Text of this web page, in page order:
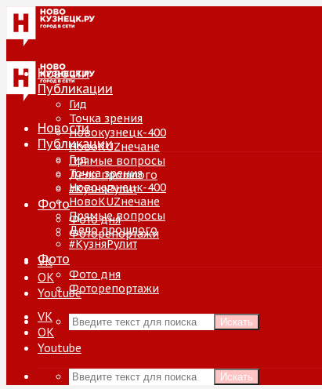
Новости
Публикации
Гид
Точка зрения
Новокузнецк-400
НовоKUZнечане
Прямые вопросы
Дело прошлого
#КузняРулит
Фото
Фото дня
Фоторепортажи
VK
ОК
Youtube
Искать
Новости
Публикации
Гид
Точка зрения
Новокузнецк-400
НовоKUZнечане
Прямые вопросы
Дело прошлого
#КузняРулит
Фото
Фото дня
Фоторепортажи
VK
ОК
Youtube
Искать